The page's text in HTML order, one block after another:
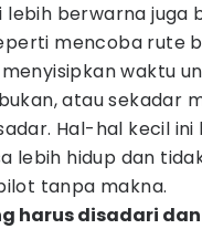
berwarna juga
mencoba rute
waktu
atau sekadar
Hal-hal kecil
lebih hidup dan
tanpa makna.
harus disadari dan